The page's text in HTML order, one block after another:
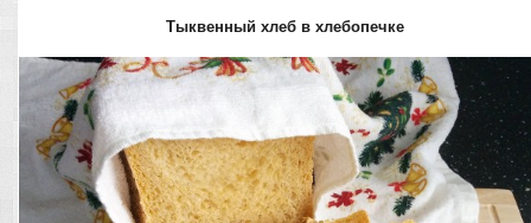
Тыквенный хлеб в хлебопечке